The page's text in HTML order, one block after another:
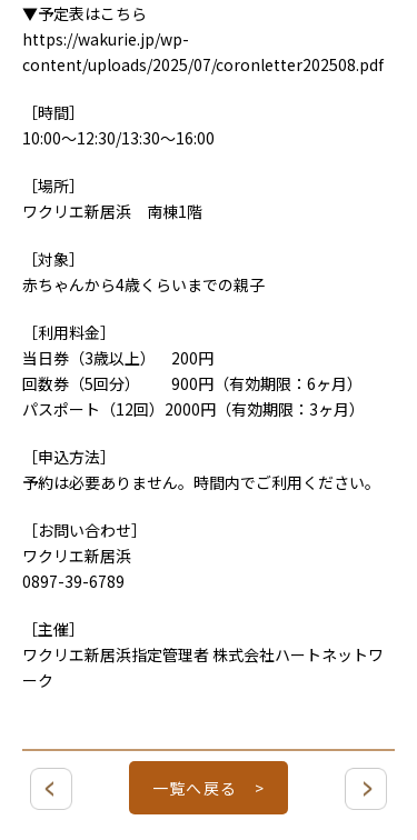
▼予定表はこちら
https://wakurie.jp/wp-
content/uploads/2025/07/coronletter202508.pdf
［時間］
10:00～12:30/13:30～16:00
［場所］
ワクリエ新居浜 南棟1階
［対象］
赤ちゃんから4歳くらいまでの親子
［利用料金］
当日券（3歳以上） 200円
回数券（5回分） 900円（有効期限：6ヶ月）
パスポート（12回）2000円（有効期限：3ヶ月）
［申込方法］
予約は必要ありません。時間内でご利用ください。
［お問い合わせ］
ワクリエ新居浜
0897-39-6789
［主催］
ワクリエ新居浜指定管理者 株式会社ハートネットワ
ーク
一覧へ戻る >